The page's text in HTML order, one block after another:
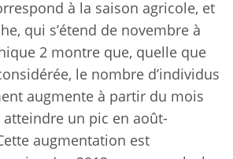
à la saison agricole, et
qui s’étend de novembre à
2 montre que, quelle que
le nombre d’individus
augmente à partir du mois
un pic en août-
augmentation est